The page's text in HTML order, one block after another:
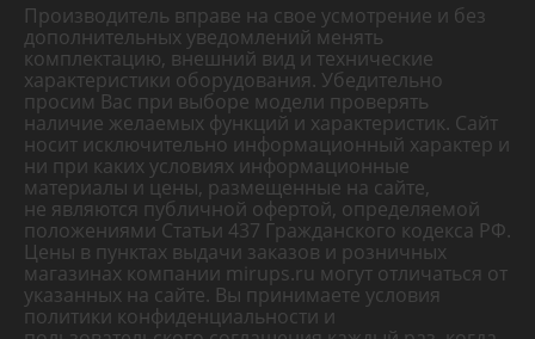
Производитель вправе на свое усмотрение и без
дополнительных уведомлений менять
комплектацию, внешний вид и технические
характеристики оборудования. Убедительно
просим Вас при выборе модели проверять
наличие желаемых функций и характеристик. Сайт
носит исключительно информационный характер и
ни при каких условиях информационные
материалы и цены, размещенные на сайте,
не являются публичной офертой, определяемой
положениями Статьи 437 Гражданского кодекса РФ.
Цены в пунктах выдачи заказов и розничных
магазинах компании mirups.ru могут отличаться от
указанных на сайте. Вы принимаете условия
политики конфиденциальности и